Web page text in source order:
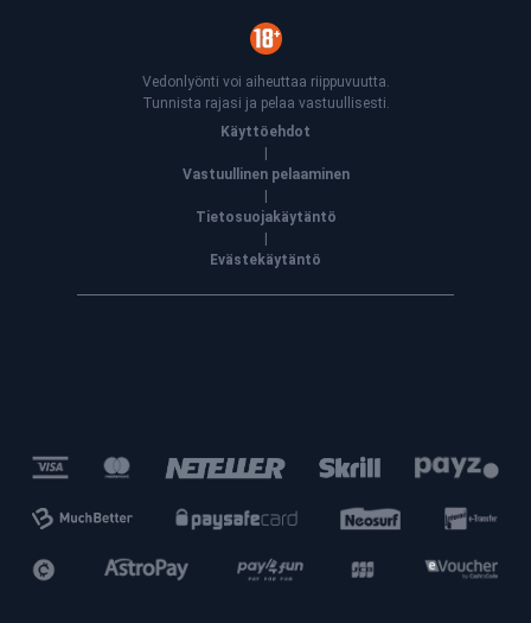
Vedonlyönti voi aiheuttaa riippuvuutta.
Tunnista rajasi ja pelaa vastuullisesti.
Käyttöehdot
Vastuullinen pelaaminen
Tietosuojakäytäntö
Evästekäytäntö